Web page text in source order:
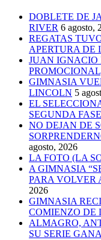
DOBLETE DE
RIVER 6 agosto,
REGATAS
APERTURA DE
JUAN IGNACIO
PROMOCIONAL
GIMNASIA
LINCOLN 5
EL
SEGUNDA FASE
NO DEJAN DE
agosto, 2026
LA FOTO (LA
A GIMNASIA
PARA VOLVER
2026
GIMNASIA
COMIENZO DE
ALMAGRO,
SU SERIE